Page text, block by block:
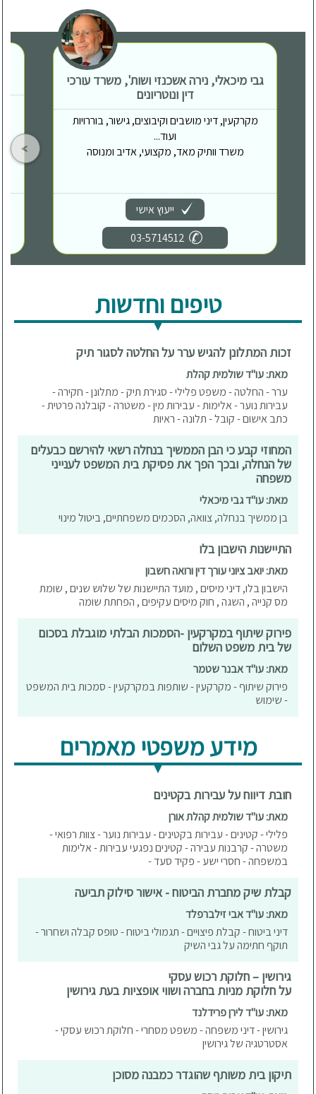
גבי מיכאלי, נירה אשכנזי ושות', משרד עורכי
דין ונוטריונים
מקרקעין, דיני מושבים וקיבוצים, גישור, בוררויות
ועוד...
משרד וותיק מאד, מקצועי, אדיב ומנוסה
ייעוץ אישי
03-5714512
טיפים וחדשות
זכות המתלונן להגיש ערר על החלטה לסגור תיק
מאת: עו"ד שולמית קהלת
ערר - החלטה - משפט פלילי - סגירת תיק - מתלונן - חקירה -
עבירות נוער - אלימות - עבירות מין - משטרה - קובלנה פרטית -
כתב אישום - קובל - תלונה - ראיות
המחוזי קבע כי הבן הממשיך בנחלה רשאי להירשם כבעלים
של הנחלה, ובכך הפך את פסיקת בית המשפט לענייני
משפחה
מאת: עו"ד גבי מיכאלי
בן ממשיך בנחלה, צוואה, הסכמים משפחתיים, ביטול מינוי
התיישנות הישבון בלו
מאת: יואב ציוני עורך דין ורואה חשבון
הישבון בלו, דיני מיסים , מועד התיישנות של שלוש שנים , שומת
מס קנייה , השגה , חוק מיסים עקיפים , הפחתת שומה
פירוק שיתוף במקרקעין -הסמכות הבלתי מוגבלת בסכום
של בית משפט השלום
מאת: עו"ד אבנר שטמר
פירוק שיתוף - מקרקעין - שותפות במקרקעין - סמכות בית המשפט
- שימוש
מידע משפטי מאמרים
חובת דיווח על עבירות בקטינים
מאת: עו"ד שולמית קהלת אורן
פלילי - קטינים - עבירות בקטינים - עבירות נוער - צוות רפואי -
משטרה - קרבנות עבירה - קטינים נפגעי עבירות - אלימות
במשפחה - חסרי ישע - פקיד סעד -
קבלת שיק מחברת הביטוח - אישור סילוק תביעה
מאת: עו"ד אבי זילברפלד
דיני ביטוח - קבלת פיצויים - תגמולי ביטוח - טופס קבלה ושחרור -
תוקף חתימה על גבי השיק
גירושין – חלוקת רכוש עסקי
על חלוקת מניות בחברה ושווי אופציות בעת גירושין
מאת: עו"ד לירן פרידלנד
גירושין - דיני משפחה - משפט מסחרי - חלוקת רכוש עסקי -
אסטרטגיה של גירושין
תיקון בית משותף שהוגדר כמבנה מסוכן